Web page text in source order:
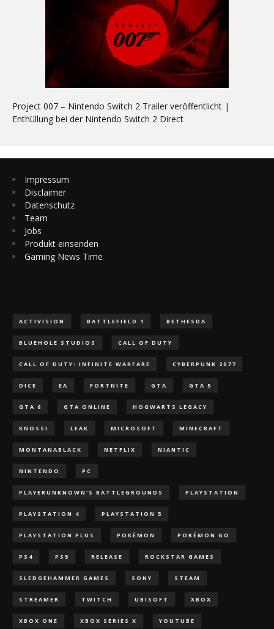
Project 007 – Nintendo Switch 2 Trailer veröffentlicht |
Enthüllung bei der Nintendo Switch 2 Direct
Impressum
Disclaimer
Datenschutz
Team
Jobs
Produkt einsenden
Gaming News Time
ACTIVISION BATTLEFIELD 1 BETHESDA
BLUEHOLE STUDIOS CALL OF DUTY
CALL OF DUTY: INFINITE WARFARE CYBERPUNK 2077
DICE EA FORTNITE GTA GTA 5
GTA 6 GTA ONLINE HOGWARTS LEGACY
KNOSSI LEAK MICROSOFT MINECRAFT
MONTANABLACK NETFLIX NIANTIC
NINTENDO PC
PLAYERUNKNOWN'S BATTLEGROUNDS PLAYSTATION
PLAYSTATION 4 PLAYSTATION 5
PLAYSTATION PLUS POKÈMON POKÉMON GO
PS4 PS5 RELEASE ROCKSTAR GAMES
SLEDGEHAMMER GAMES SONY STEAM
STREAMER TWITCH UBISOFT XBOX
XBOX ONE XBOX SERIES X YOUTUBE